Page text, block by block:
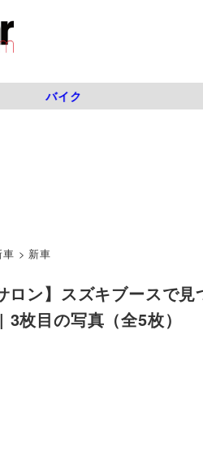
バイク
車 > 新車
ロン】スズキブースで
枚目の写真（全5枚）